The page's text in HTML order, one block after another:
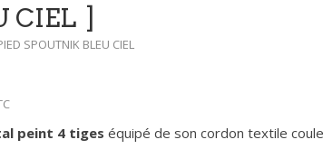
CIEL
SPOUTNIK BLEU CIEL
peint 4 tiges équipé de son cordon textile